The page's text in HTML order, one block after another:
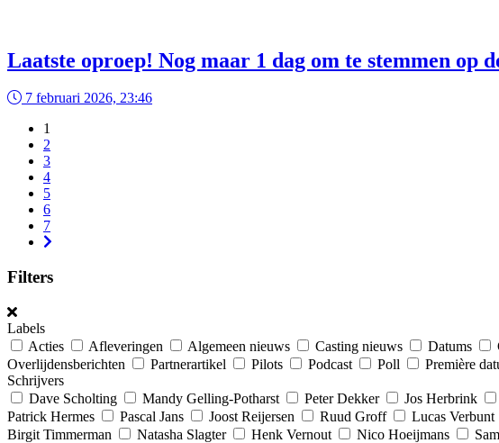
Laatste oproep! Nog maar 1 dag om te stemmen op
7 februari 2026, 23:46
1
2
3
4
5
6
7
Filters
Labels
Acties
Afleveringen Algemeen nieuws Casting nieuws Datums
Overlijdensberichten
Partnerartikel Pilots Podcast Poll Première
Schrijvers
Dave Scholting
Mandy Gelling-Potharst Peter Dekker Jos Herbrink
Patrick Hermes
Pascal Jans Joost Reijersen Ruud Groff Lucas Verbunt
Birgit Timmerman
Natasha Slagter Henk Vernout Nico Hoeijmans